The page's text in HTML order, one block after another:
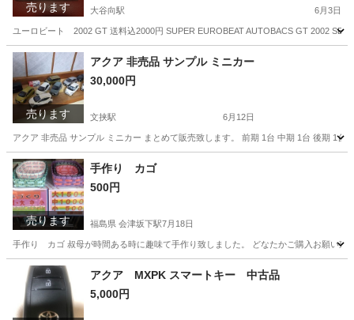
売ります 大谷向駅 6月3日
ユーロビート 2002 GT 送料込2000円 SUPER EUROBEAT AUTOBACS GT 2002
栃木 日光市 大谷向駅 CD ユーロビート
売ります
アクア 非売品 サンプル ミニカー
30,000円
文挟駅 6月12日
アクア 非売品 サンプル ミニカー まとめて販売致します。 前期 1台 中期 1台 後期 1
栃木 鹿沼市 文挟駅 ミニカー
売ります
手作り カゴ
500円
福島県 会津坂下駅7月18日
手作り カゴ 叔母が時間ある時に趣味て手作り致しました。 どなたかご購入お願い
福島 福島市 会津坂下駅 カゴ
アクア MXPK スマートキー 中古品
5,000円